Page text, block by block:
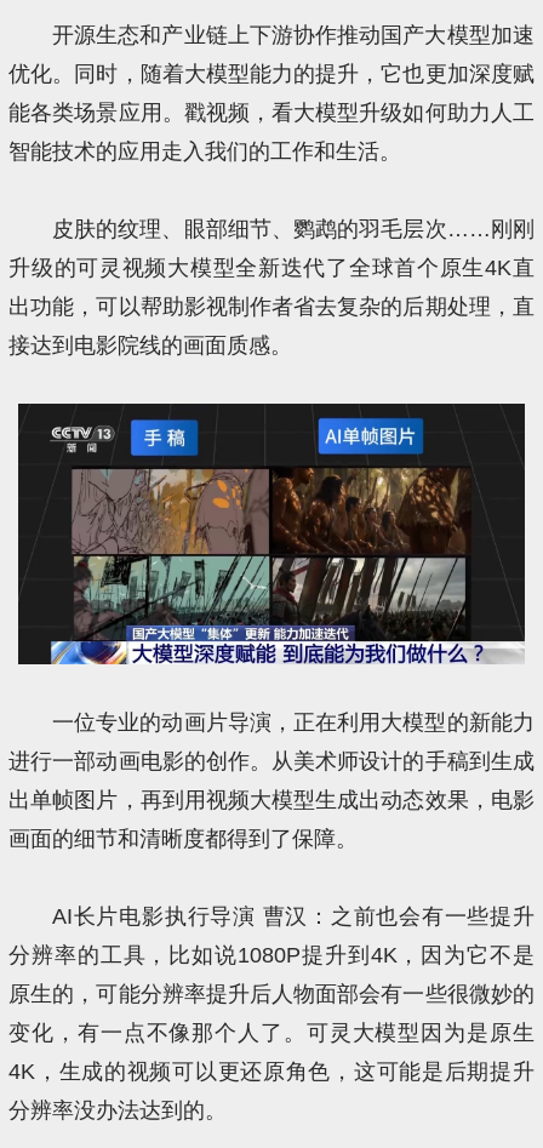
开源生态和产业链上下游协作推动国产大模型加速
优化。同时，随着大模型能力的提升，它也更加深度赋
能各类场景应用。戳视频，看大模型升级如何助力人工
智能技术的应用走入我们的工作和生活。
皮肤的纹理、眼部细节、鹦鹉的羽毛层次……刚刚
升级的可灵视频大模型全新迭代了全球首个原生4K直
出功能，可以帮助影视制作者省去复杂的后期处理，直
接达到电影院线的画面质感。
一位专业的动画片导演，正在利用大模型的新能力
进行一部动画电影的创作。从美术师设计的手稿到生成
出单帧图片，再到用视频大模型生成出动态效果，电影
画面的细节和清晰度都得到了保障。
AI长片电影执行导演 曹汉：之前也会有一些提升
分辨率的工具，比如说1080P提升到4K，因为它不是
原生的，可能分辨率提升后人物面部会有一些很微妙的
变化，有一点不像那个人了。可灵大模型因为是原生
4K，生成的视频可以更还原角色，这可能是后期提升
分辨率没办法达到的。